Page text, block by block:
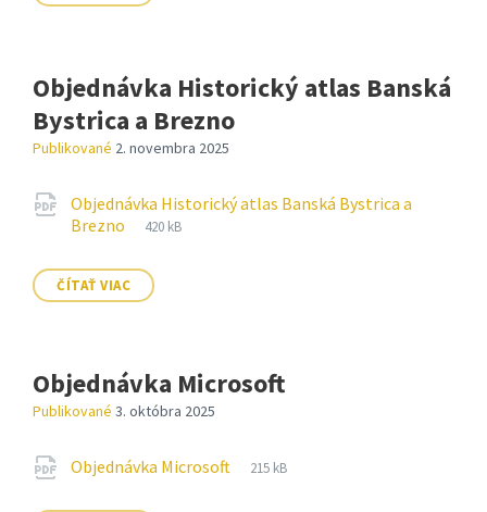
Objednávka Historický atlas Banská
Bystrica a Brezno
Publikované 2. novembra 2025
PrílohyObjednávka Historický atlas Banská Bystrica a
Brezno
Prípona
pdf
Veľkosť
420 kB
ČÍTAŤ VIAC
Objednávka Microsoft
Publikované 3. októbra 2025
PrílohyObjednávka Microsoft
Prípona
pdf
Veľkosť
215 kB